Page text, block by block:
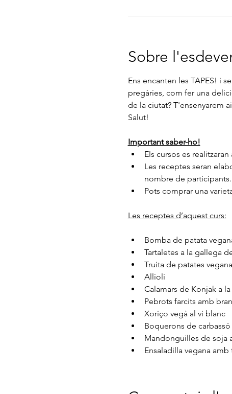
Sobre
Ens encanten les TAPES! i
pregàries, com fer una
de la ciutat? T'ensenyarem
Salut!
Important saber-ho!
Els cursos es
Les receptes seran
nombre de participants.
Pots comprar una
Les receptes d’aquest curs:
Bomba de patata
Tartaletes a la gallega
Truita de patates
Allioli
Calamars de Konjak a
Pebrots farcits amb
Xoriço vegà al vi blanc
Boquerons de
Mandonguilles de soja
Ensaladilla vegana